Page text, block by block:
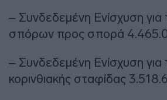
– Συνδεδεμένη Ενίσχυση για
σπόρων προς σπορά
– Συνδεδεμένη Ενίσχυση για
κορινθιακής σταφίδας